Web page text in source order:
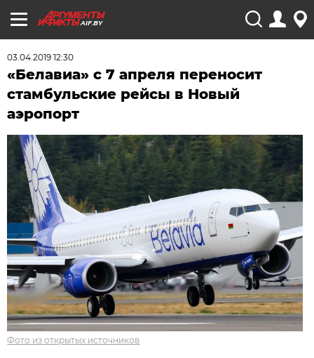
AIF.BY
03.04.2019 12:30
«Белавиа» с 7 апреля переносит
стамбульские рейсы в Новый
аэропорт
Фото из открытых источников